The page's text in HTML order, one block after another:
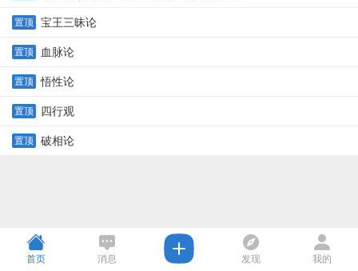
置顶 宝王三昧论
置顶 血脉论
置顶 悟性论
置顶 四行观
置顶 破相论
首页 消息 发现 我的